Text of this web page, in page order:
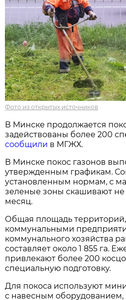
Фото из открытых источников
В Минске продолжается
задействованы более 200
сообщили в МГЖХ.
В Минске покос газонов
утвержденным графикам.
установленным нормам, с
зеленые зоны скашивают не
месяц.
Общая площадь
коммунальными
коммунального хозяйства
составляет около 1 855 га.
привлекают более 200
специальную подготовку.
Для покоса используют
с навесным оборудованием,